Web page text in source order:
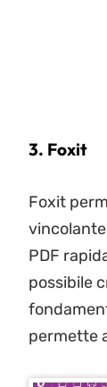
3. Foxit
Foxit
PDF
possibile
permette